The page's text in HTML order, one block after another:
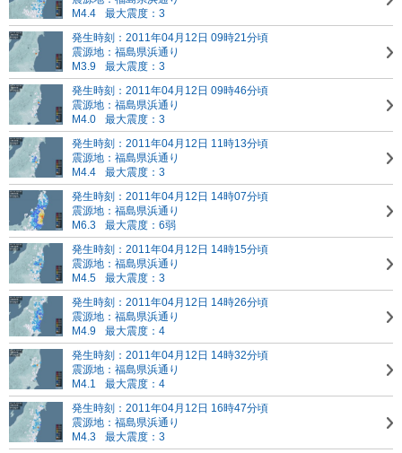
M4.4
最大震度：3
発生時刻：2011年04月12日 09時21分頃
震源地：福島県浜通り
M3.9
最大震度：3
発生時刻：2011年04月12日 09時46分頃
震源地：福島県浜通り
M4.0
最大震度：3
発生時刻：2011年04月12日 11時13分頃
震源地：福島県浜通り
M4.4
最大震度：3
発生時刻：2011年04月12日 14時07分頃
震源地：福島県浜通り
M6.3
最大震度：6弱
発生時刻：2011年04月12日 14時15分頃
震源地：福島県浜通り
M4.5
最大震度：3
発生時刻：2011年04月12日 14時26分頃
震源地：福島県浜通り
M4.9
最大震度：4
発生時刻：2011年04月12日 14時32分頃
震源地：福島県浜通り
M4.1
最大震度：4
発生時刻：2011年04月12日 16時47分頃
震源地：福島県浜通り
M4.3
最大震度：3